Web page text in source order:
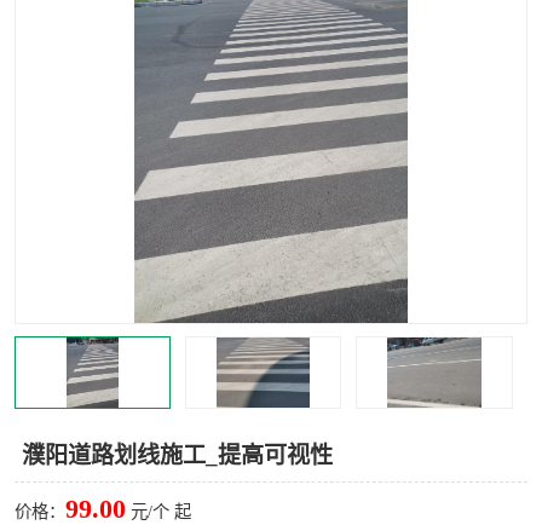
濮阳道路划线施工_提高可视性
价格： 99.00 元/个 起
道路划线